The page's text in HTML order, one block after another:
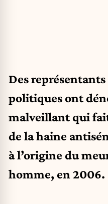
Des
politiques ont
malveillant qui
de la haine
à l’origine du
homme, en 2006.